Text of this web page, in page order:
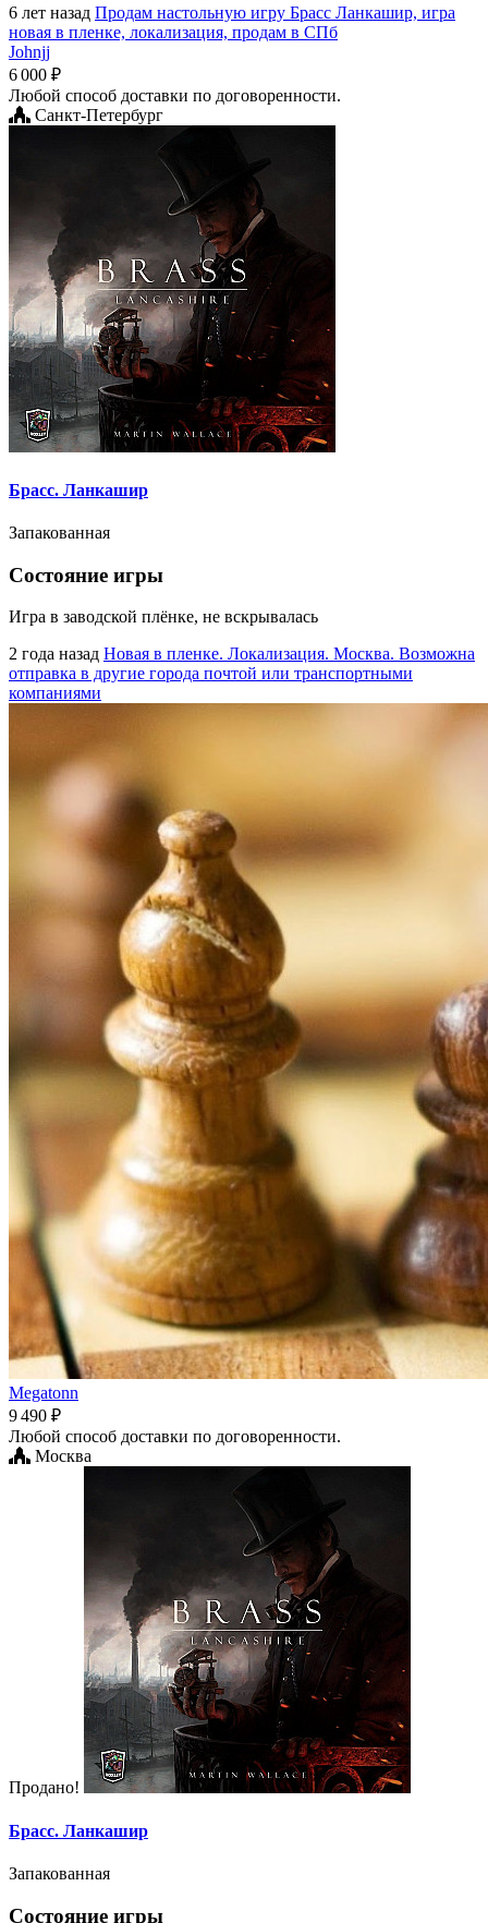
6 лет назад Продам настольную игру Брасс Ланкашир, игра
новая в пленке, локализация, продам в СПб
Johnjj
6 000 ₽
Любой способ доставки по договоренности.
Санкт-Петербург
Брасс. Ланкашир
Запакованная
Состояние игры
Игра в заводской плёнке, не вскрывалась
2 года назад Новая в пленке. Локализация. Москва. Возможна
отправка в другие города почтой или транспортными
компаниями
Megatonn
9 490 ₽
Любой способ доставки по договоренности.
Москва
Продано!
Брасс. Ланкашир
Запакованная
Состояние игры